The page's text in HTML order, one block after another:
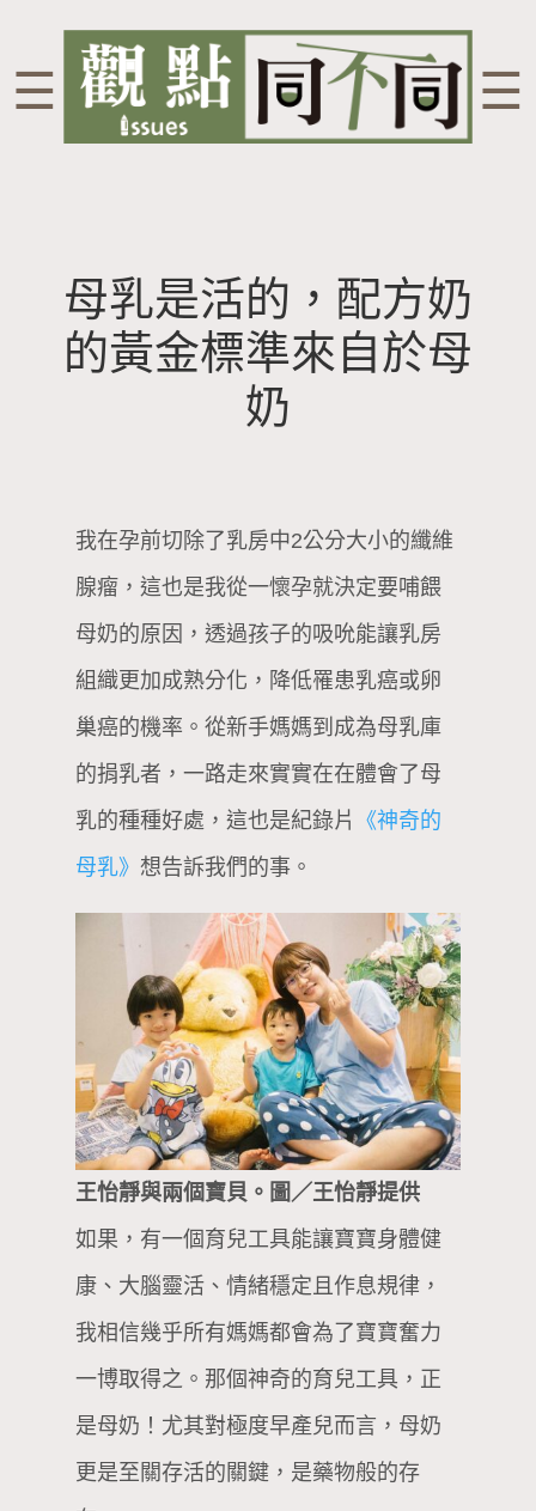
☰ ☰
母乳是活的，配方奶
的黃金標準來自於母
奶
我在孕前切除了乳房中2公分大小的纖維
腺瘤，這也是我從一懷孕就決定要哺餵
母奶的原因，透過孩子的吸吮能讓乳房
組織更加成熟分化，降低罹患乳癌或卵
巢癌的機率。從新手媽媽到成為母乳庫
的捐乳者，一路走來實實在在體會了母
乳的種種好處，這也是紀錄片
《神奇的
母乳》 想告訴我們的事。
王怡靜與兩個寶貝。圖／王怡靜提供
如果，有一個育兒工具能讓寶寶身體健
康、大腦靈活、情緒穩定且作息規律，
我相信幾乎所有媽媽都會為了寶寶奮力
一博取得之。那個神奇的育兒工具，正
是母奶！尤其對極度早產兒而言，母奶
更是至關存活的關鍵，是藥物般的存